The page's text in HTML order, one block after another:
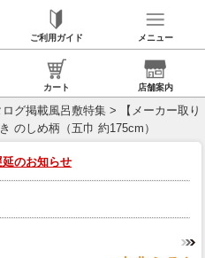
ご利用ガイド メニュー
カート 店舗案内
グ掲載風呂敷特集 > 【メーカー取り
のしめ柄（五巾 約175cm）
のお知らせ